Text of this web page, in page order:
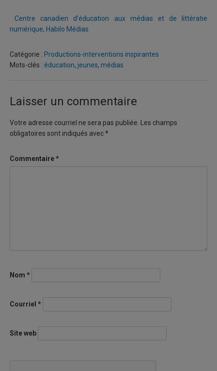
Centre canadien d’éducation aux médias et de littératie
numérique, Habilo Médias
Catégorie : Productions-interventions inspirantes
Mots-clés : éducation, jeunes, médias
Laisser un commentaire
Votre adresse courriel ne sera pas publiée.
Les champs
obligatoires sont indiqués avec*
Commentaire*
Nom *
Courriel *
Site web